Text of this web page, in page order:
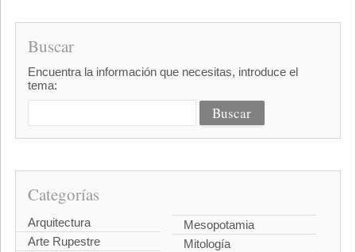
Buscar
Encuentra la información que necesitas, introduce el
tema:
Categorías
Arquitectura
Arte Rupestre
Mesopotamia
Mitología